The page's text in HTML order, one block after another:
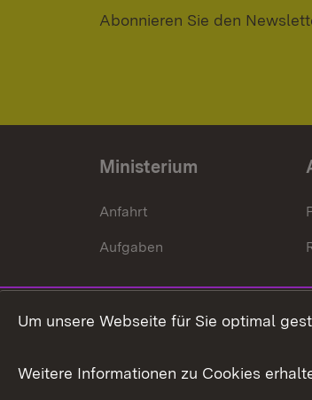
Abonnieren Sie den
Ministerium
Anfahrt
Aufgaben
Um unsere Webseite für Sie optimal
Weitere Informationen zu Cookies